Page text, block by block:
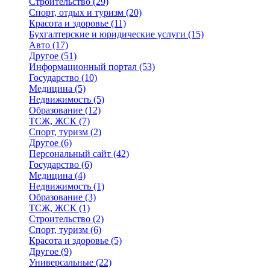
Спорт, отдых и туризм (20)
Красота и здоровье (11)
Бухгалтерские и юридические услуги (15)
Авто (17)
Другое (51)
Информационный портал (53)
Государство (10)
Медицина (5)
Недвижимость (5)
Образование (12)
ТСЖ, ЖСК (7)
Спорт, туризм (2)
Другое (6)
Персональный сайт (42)
Государство (6)
Медицина (4)
Недвижимость (1)
Образование (3)
ТСЖ, ЖСК (1)
Строительство (2)
Спорт, туризм (6)
Красота и здоровье (5)
Другое (9)
Универсальные (22)